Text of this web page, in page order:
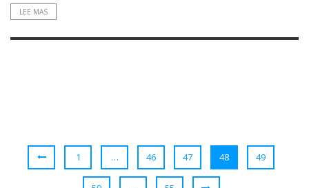
LEE MAS
1 … 46 47 48 49